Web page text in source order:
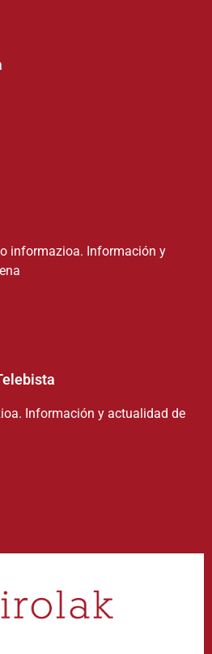
informazioa. Información y
Información y actualidad de